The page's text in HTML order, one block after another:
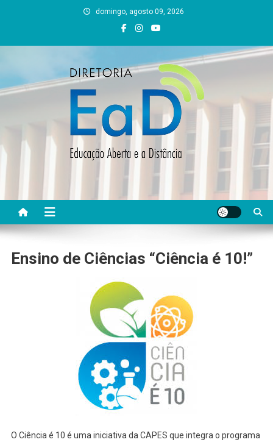
domingo, agosto 09, 2026
DEAD UFVJM
Ensino de Ciências “Ciência é 10!”
O Ciência é 10 é uma iniciativa da CAPES que integra o programa